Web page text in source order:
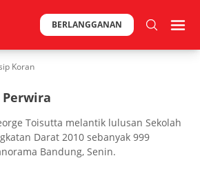
BERLANGGANAN
Koran
Perwira
Toisutta melantik lulusan Sekolah
Darat 2010 sebanyak 999
Bandung, Senin.